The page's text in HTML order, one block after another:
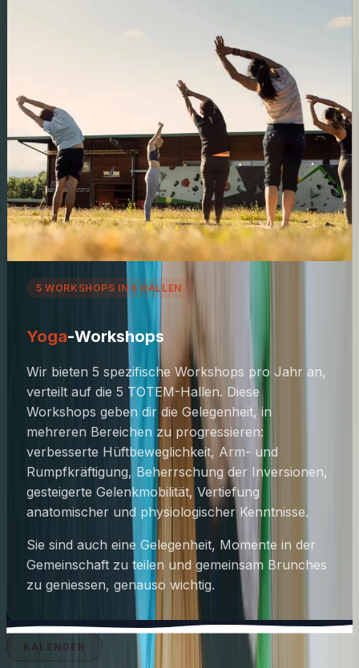
5 WORKSHOPS IN 5 HALLEN
Yoga-Workshops
Wir bieten 5 spezifische Workshops pro Jahr an,
verteilt auf die 5 TOTEM-Hallen. Diese
Workshops geben dir die Gelegenheit, in
mehreren Bereichen zu progressieren:
verbesserte Hüftbeweglichkeit, Arm- und
Rumpfkräftigung, Beherrschung der Inversionen,
gesteigerte Gelenkmobilität, Vertiefung
anatomischer und physiologischer Kenntnisse.
Sie sind auch eine Gelegenheit, Momente in der
Gemeinschaft zu teilen und gemeinsam Brunches
zu geniessen, genauso wichtig.
KALENDER